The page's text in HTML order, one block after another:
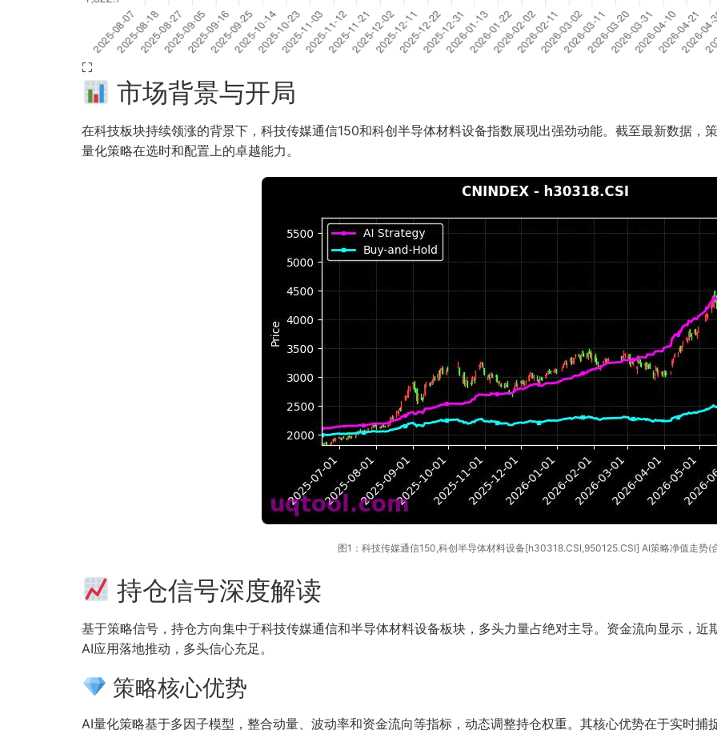
⛶
市场背景与开局
在科技板块持续领涨的背景下，科技传媒通信150和科创半导体材料设备指数展现出强劲动能。截至最新数据，
量化策略在选时和配置上的卓越能力。
图1：科技传媒通信150,科创半导体材料设备[h30318.CSI,950125.CSI] AI策略净值走势(
持仓信号深度解读
基于策略信号，持仓方向集中于科技传媒通信和半导体材料设备板块，多头力量占绝对主导。资金流向显示，
AI应用落地推动，多头信心充足。
策略核心优势
AI量化策略基于多因子模型，整合动量、波动率和资金流向等指标，动态调整持仓权重。其核心优势在于实时